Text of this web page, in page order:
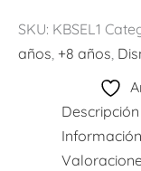
SKU: KBSEL1
años +8 años
Descripción